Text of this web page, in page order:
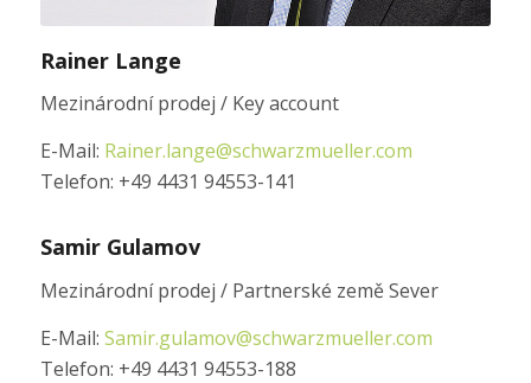
Rainer Lange
Mezinárodní prodej / Key account
E-Mail: Rainer.lange@schwarzmueller.com
Telefon: +49 4431 94553-141
Samir Gulamov
Mezinárodní prodej / Partnerské země Sever
E-Mail: Samir.gulamov@schwarzmueller.com
Telefon: +49 4431 94553-188